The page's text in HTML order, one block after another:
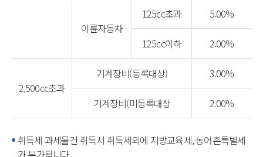
이륜자동차
125cc초과 5.00%
125cc이하 2.00%
2,500cc초과
기계장비(등록대상) 3.00%
기계장비(미등록대상 2.00%
취득세 과세물건 취득시 취득세외에 지방교육세, 농어촌특별세
가 부가됩니다.